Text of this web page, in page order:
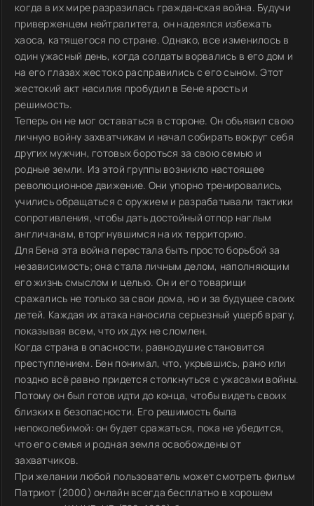
когда в их мире разразилась гражданская война. Будучи
приверженцем нейтралитета, он надеялся избежать
хаоса, катящегося по стране. Однако, все изменилось в
один ужасный день, когда солдаты ворвались в его дом и
на его глазах жестоко расправились с его сыном. Этот
жестокий акт насилия пробудил в Бене ярость и
решимость.
Теперь он не мог оставаться в стороне. Он объявил свою
личную войну захватчикам и начал собирать вокруг себя
других мужчин, готовых бороться за свою семью и
родные земли. Из этой группы возникло настоящее
революционное движение. Они упорно тренировались,
учились обращаться с оружием и разрабатывали тактики
сопротивления, чтобы дать достойный отпор наглым
англичанам, вторгнувшимся на их территорию.
Для Бена эта война перестала быть просто борьбой за
независимость; она стала личным делом, наполняющим
его жизнь смыслом и целью. Он и его товарищи
сражались не только за свои дома, но и за будущее своих
детей. Каждая их атака наносила серьезный ущерб врагу,
показывая всем, что их дух не сломлен.
Когда страна в опасности, равнодушие становится
преступлением. Бен понимал, что, укрывшись, рано или
поздно всё равно придется столкнуться с ужасами войны.
Потому он был готов идти до конца, чтобы видеть своих
близких в безопасности. Его решимость была
непоколебимой: он будет сражаться, пока не убедится,
что его семья и родная земля освобождены от
захватчиков.
При желании любой пользователь может смотреть фильм
Патриот (2000) онлайн всегда бесплатно в хорошем